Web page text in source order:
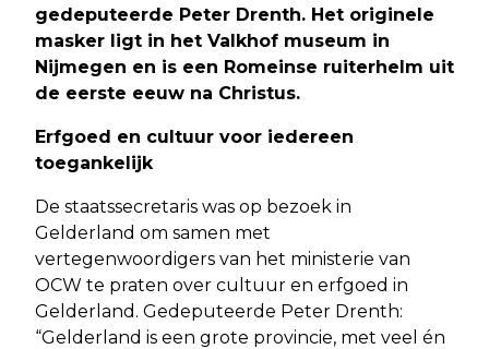
gedeputeerde Peter Drenth. Het originele
masker ligt in het Valkhof museum in
Nijmegen en is een Romeinse ruiterhelm uit
de eerste eeuw na Christus.
Erfgoed en cultuur voor iedereen
toegankelijk
De staatssecretaris was op bezoek in
Gelderland om samen met
vertegenwoordigers van het ministerie van
OCW te praten over cultuur en erfgoed in
Gelderland. Gedeputeerde Peter Drenth:
“Gelderland is een grote provincie, met veel én